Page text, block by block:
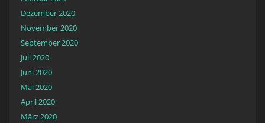
Dezember 2020
November 2020
September 2020
Juli 2020
Juni 2020
Mai 2020
April 2020
März 2020